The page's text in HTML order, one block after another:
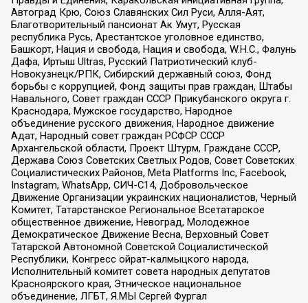
Автоград Крю, Союз Славянских Сил Руси, Алля-Аят,
Благотворительный пансионат Ак Умут, Русская
республика Русь, Арестантское уголовное единство,
Башкорт, Нация и свобода, Нация и свобода, W.H.С., Фалунь
Дафа, Иртыш Ultras, Русский Патриотический клуб-
Новокузнецк/РПК, Сибирский державный союз, Фонд
борьбы с коррупцией, Фонд защиты прав граждан, Штабы
Навального, Совет граждан СССР Прикубанского округа г.
Краснодара, Мужское государство, Народное
объединение русского движения, Народное движение
Адат, Народный совет граждан РСФСР СССР
Архангельской области, Проект Штурм, Граждане СССР,
Держава Союз Советских Светлых Родов, Совет Советских
Социалистических Районов, Meta Platforms Inc, Facebook,
Instagram, WhatsApp, СИЧ-С14, Добровольческое
Движение Организации украинских националистов, Черный
Комитет, Татарстанское Региональное Всетатарское
общественное движение, Невоград, Молодежное
Демократическое Движение Весна, Верховный Совет
Татарской Автономной Советской Социалистической
Республики, Конгресс ойрат-калмыцкого народа,
Исполнительный комитет совета народных депутатов
Красноярского края, Этническое национальное
объединение, ЛГБТ, Я.МЫ Сергей Фургал